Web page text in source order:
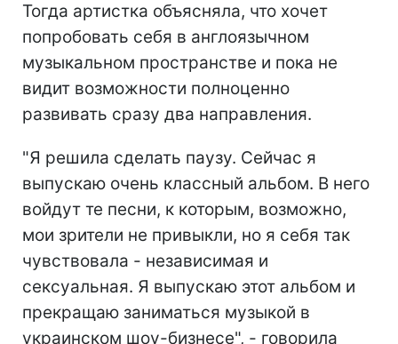
Тогда артистка объясняла, что хочет
попробовать себя в англоязычном
музыкальном пространстве и пока не
видит возможности полноценно
развивать сразу два направления.
"Я решила сделать паузу. Сейчас я
выпускаю очень классный альбом. В него
войдут те песни, к которым, возможно,
мои зрители не привыкли, но я себя так
чувствовала - независимая и
сексуальная. Я выпускаю этот альбом и
прекращаю заниматься музыкой в
украинском шоу-бизнесе", - говорила